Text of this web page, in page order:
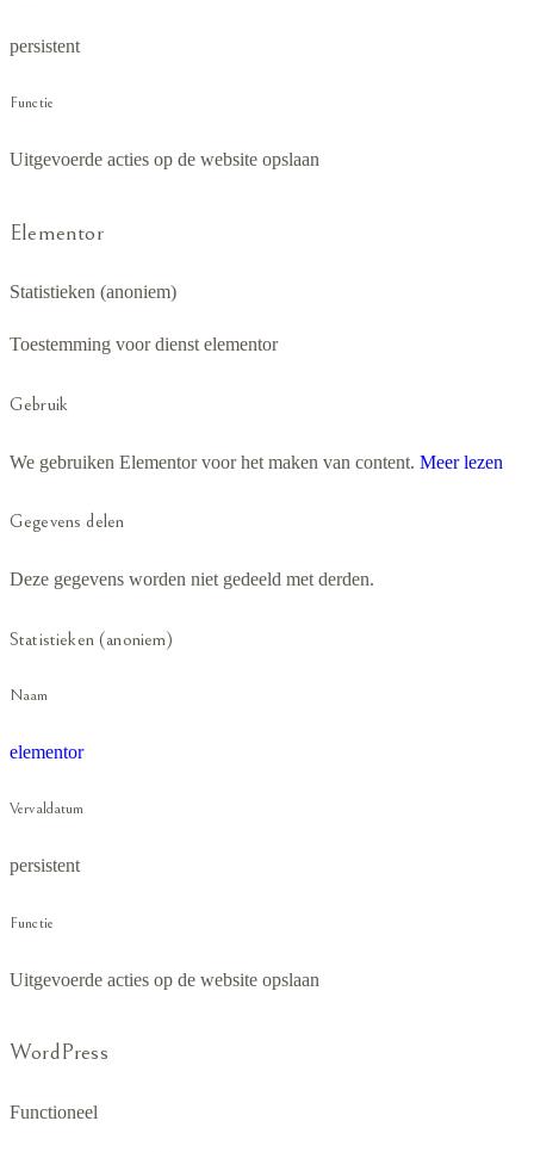
persistent
Functie
Uitgevoerde acties op de website opslaan
Elementor
Statistieken (anoniem)
Toestemming voor dienst elementor
Gebruik
We gebruiken Elementor voor het maken van content. Meer lezen
Gegevens delen
Deze gegevens worden niet gedeeld met derden.
Statistieken (anoniem)
Naam
elementor
Vervaldatum
persistent
Functie
Uitgevoerde acties op de website opslaan
WordPress
Functioneel